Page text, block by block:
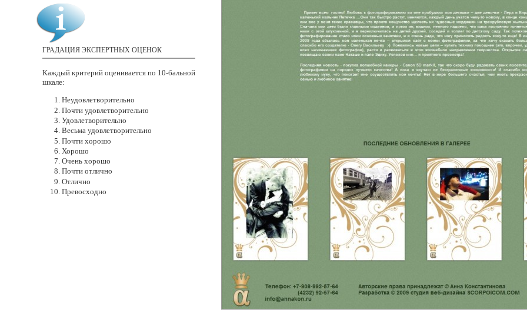
ГРАДАЦИЯ ЭКСПЕРТНЫХ ОЦЕНОК
Каждый критерий оценивается по 10-бальной
шкале:
Неудовлетворительно
Почти удовлетворительно
Удовлетворительно
Весьма удовлетворительно
Почти хорошо
Хорошо
Очень хорошо
Почти отлично
Отлично
Превосходно